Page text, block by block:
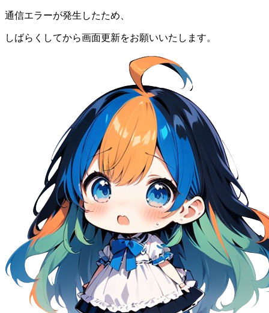
通信エラーが発生したため、
しばらくしてから画面更新をお願いいたします。